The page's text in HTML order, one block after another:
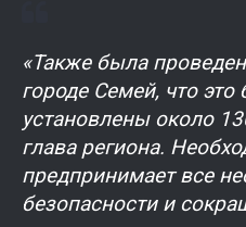
«Также была
городе Семей, что
установлены около
глава региона.
предпринимает все
безопасности и